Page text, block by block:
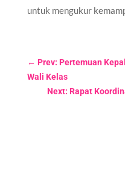
untuk mengukur
← Prev: Pertemuan
Wali Kelas
Next: Rapat